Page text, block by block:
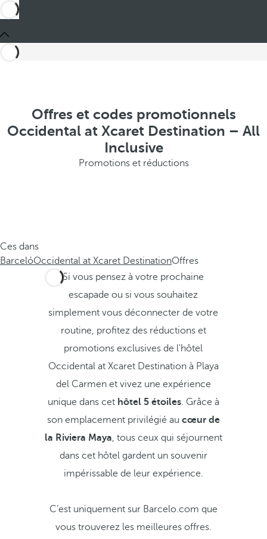
Offres et codes promotionnels
Occidental at Xcaret Destination – All
Inclusive
Promotions et réductions
Ces dans
BarcelóOccidental at Xcaret DestinationOffres
Si vous pensez à votre prochaine
escapade ou si vous souhaitez
simplement vous déconnecter de votre
routine, profitez des réductions et
promotions exclusives de l'hôtel
Occidental at Xcaret Destination à Playa
del Carmen et vivez une expérience
unique dans cet hôtel 5 étoiles. Grâce à
son emplacement privilégié au cœur de
la Riviera Maya, tous ceux qui séjournent
dans cet hôtel gardent un souvenir
impérissable de leur expérience.
C’est uniquement sur Barcelo.com que
vous trouverez les meilleures offres.